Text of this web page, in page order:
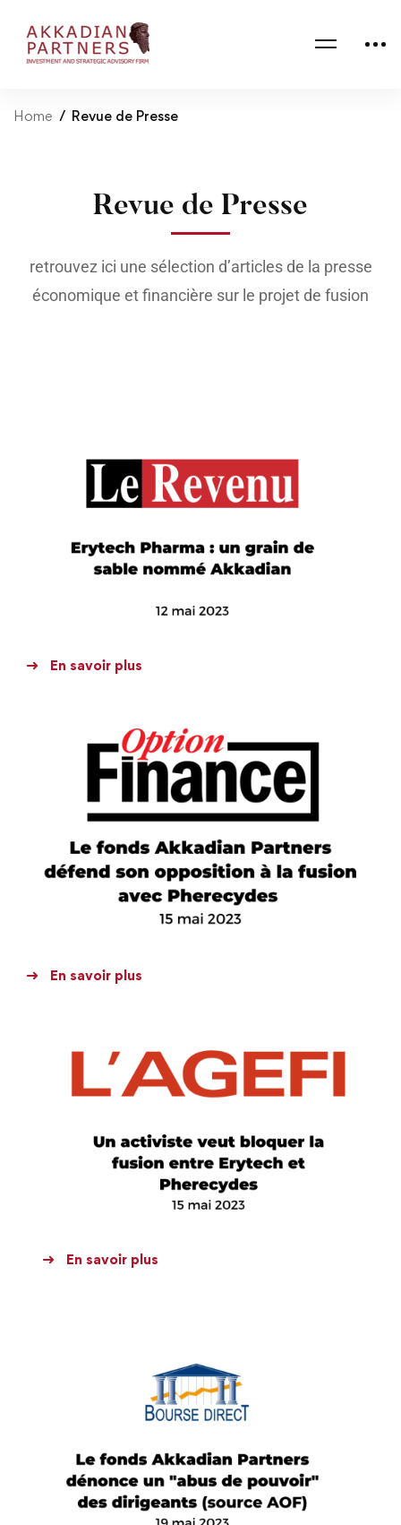
Home Revue de Presse
Revue de Presse
retrouvez ici une sélection d’articles de la presse
économique et financière sur le projet de fusion
En savoir plus
En savoir plus
En savoir plus